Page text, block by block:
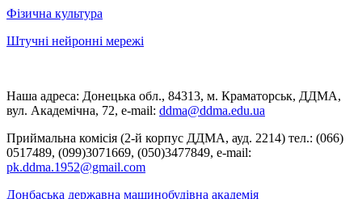
Фізична культура
Штучні нейронні мережі
Наша адреса: Донецька обл., 84313, м. Краматорськ, ДДМА,
вул. Академічна, 72, е-mail: ddma@ddma.edu.ua
Приймальна комісія (2-й корпус ДДМА, ауд. 2214) тел.: (066)
0517489, (099)3071669, (050)3477849, e-mail:
pk.ddma.1952@gmail.com
Донбаська державна машинобудівна академія